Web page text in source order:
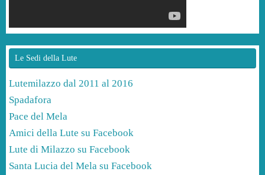
Le Sedi della Lute
Lutemilazzo dal 2011 al 2016
Spadafora
Pace del Mela
Amici della Lute su Facebook
Lute di Milazzo su Facebook
Santa Lucia del Mela su Facebook